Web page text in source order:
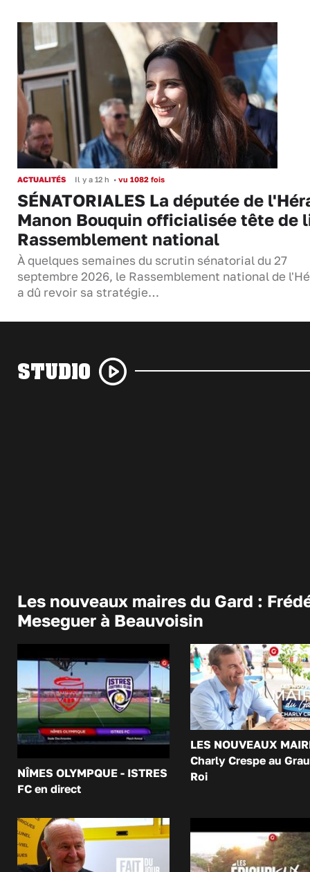
ACTUALITÉS Il y a 12 h • vu 1082 fois
SÉNATORIALES La députée de
Manon Bouquin officialisée tête de
Rassemblement national
À quelques semaines du scrutin sénatorial du 27
septembre 2026, le Rassemblement national de
a dû revoir sa stratégie…
STUDIO
Les nouveaux maires du Gard :
Meseguer à Beauvoisin
NÎMES OLYMPQUE - ISTRES
FC en direct
LES NOUVEAUX
Charly Crespe au
Roi